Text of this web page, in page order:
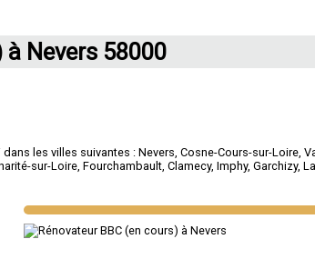
à Nevers 58000
les villes suivantes :Nevers,Cosne-Cours-sur-Loire,
sur-Loire,Fourchambault,Clamecy,Imphy,Garchizy,